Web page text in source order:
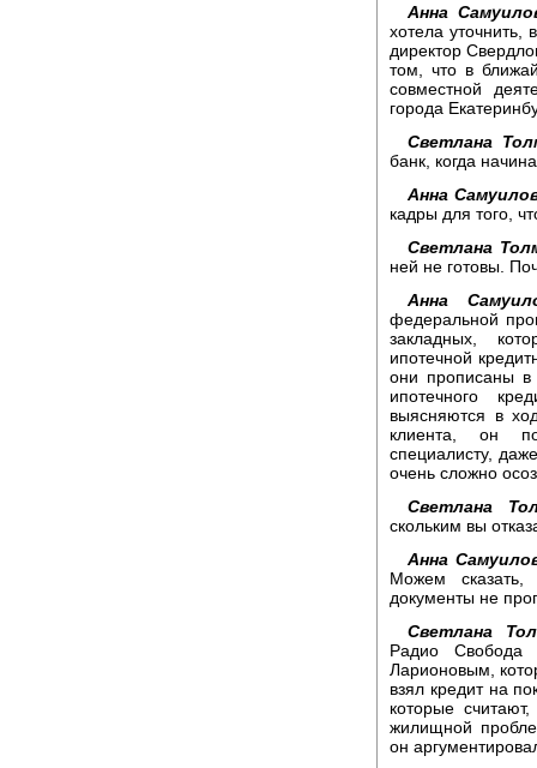
Анна
хотела
директор
том, что в
совместной
города
Светлана
банк, когда
Анна
кадры для того,
Светлана
ней не готовы.
Анна
федеральной
закладных,
ипотечной
они прописаны в
ипотечного
выясняются в
клиента, он
специалисту,
очень сложно
Светлана
скольким вы
Анна
Можем
документы не
Светлана
Радио Свобода
Ларионовым,
взял кредит на
которые
жилищной
он